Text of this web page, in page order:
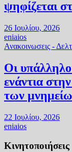
ψηφίζεται
26 Ιουλίου, 2026
eniaios
Ανακοινωσεις -
Οι
ενάντια
των
22 Ιουλίου, 2026
eniaios
Κινητοποιήσεις